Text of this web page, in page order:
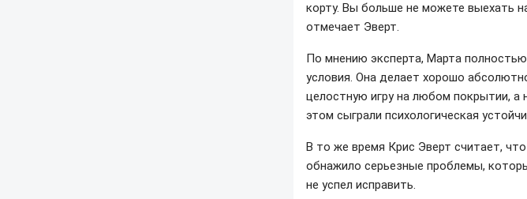
корту. Вы больше не можете выехать
отмечает Эверт.
По мнению эксперта, Марта
условия. Она делает хорошо
целостную игру на любом покрытии, а
этом сыграли психологическая
В то же время Крис Эверт считает,
обнажило серьезные проблемы,
не успел исправить.